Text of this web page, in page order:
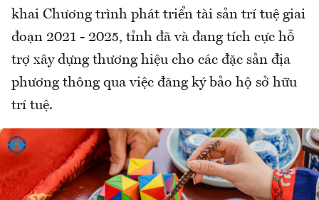
khai Chương trình phát triển tài sản trí tuệ giai
đoạn 2021 - 2025, tỉnh đã và đang tích cực hỗ
trợ xây dựng thương hiệu cho các đặc sản địa
phương thông qua việc đăng ký bảo hộ sở hữu
trí tuệ.